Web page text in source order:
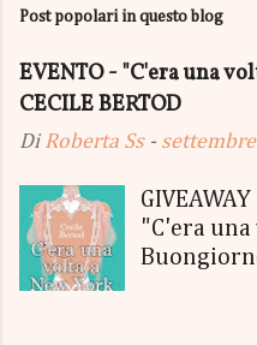
Post popolari in questo blog
EVENTO - "C'era una
CECILE BERTOD
DiRoberta Ss -
"C'era
lanciamo